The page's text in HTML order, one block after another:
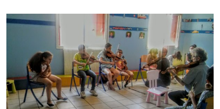
ÉTRANGERS,
ISOLÉS